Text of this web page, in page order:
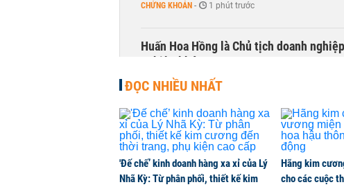
CHỨNG KHOÁN - 1 phút trước
Huấn Hoa Hồng là Chủ tịch doanh
nghiệp khác
KINH DOANH - 1 phút trước
AI trở nên 'đáng sợ' hơn Bitcoin: Giới
tỷ USD bị rút không thương tiếc
QUỐC TẾ
ĐỌC NHIỀU NHẤT
'Đế chế’ kinh doanh hàng xa xỉ của Lý
Nhã Kỳ: Từ phân phối, thiết kế kim
Hãng kim
cho các cuộc